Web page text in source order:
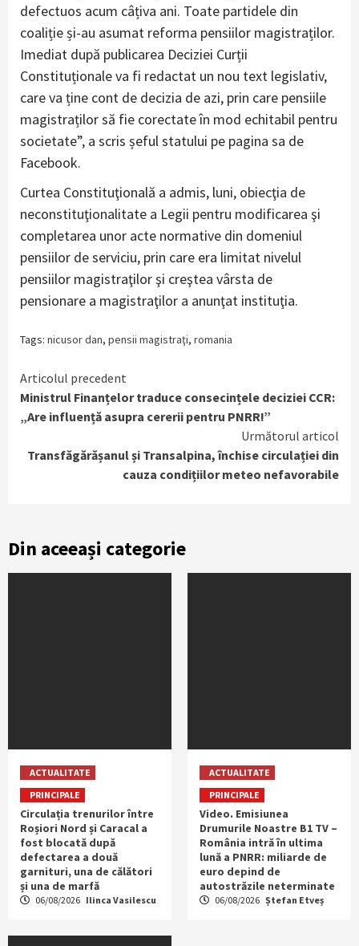
defectuos acum câțiva ani. Toate partidele din
coaliție și-au asumat reforma pensiilor magistraților.
Imediat după publicarea Deciziei Curții
Constituționale va fi redactat un nou text legislativ,
care va ține cont de decizia de azi, prin care pensiile
magistraților să fie corectate în mod echitabil pentru
societate”, a scris șeful statului pe pagina sa de
Facebook.
Curtea Constituţională a admis, luni, obiecţia de
neconstituţionalitate a Legii pentru modificarea şi
completarea unor acte normative din domeniul
pensiilor de serviciu, prin care era limitat nivelul
pensiilor magistraţilor şi creştea vârsta de
pensionare a magistraţilor a anunţat instituţia.
Tags: nicusor dan, pensii magistraţi, romania
Continue
Reading
Articolul precedent
Ministrul Finanțelor traduce consecințele deciziei CCR:
„Are influență asupra cererii pentru PNRR!”
Următorul articol
Transfăgărășanul și Transalpina, închise circulației din
cauza condițiilor meteo nefavorabile
Din aceeași categorie
ACTUALITATE
PRINCIPALE
Circulația trenurilor între
Roșiori Nord și Caracal a
fost blocată după
defectarea a două
garnituri, una de călători
și una de marfă
06/08/2026 Ilinca Vasilescu
ACTUALITATE
PRINCIPALE
Video. Emisiunea
Drumurile Noastre B1 TV –
România intră în ultima
lună a PNRR: miliarde de
euro depind de
autostrăzile neterminate
06/08/2026 Ștefan Etveș